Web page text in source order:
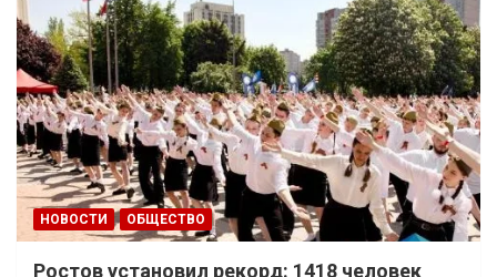
НОВОСТИ ОБЩЕСТВО
Ростов установил рекорд: 1418 человек